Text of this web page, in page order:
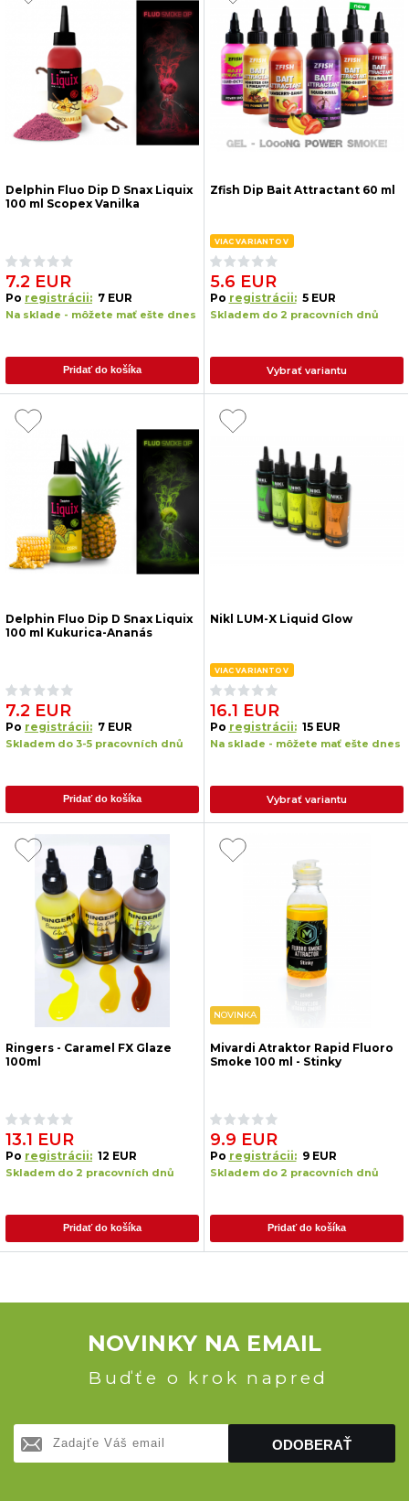
Delphin Fluo Dip D Snax Liquix
100 ml Scopex Vanilka
7.2 EUR
Po registrácii: 7 EUR
Na sklade - môžete mať ešte dnes
Pridať do košíka
Zfish Dip Bait Attractant 60 ml
VIAC VARIANTOV
5.6 EUR
Po registrácii: 5 EUR
Skladem do 2 pracovních dnů
Vybrať variantu
Delphin Fluo Dip D Snax Liquix
100 ml Kukurica-Ananás
7.2 EUR
Po registrácii: 7 EUR
Skladem do 3-5 pracovních dnů
Pridať do košíka
Nikl LUM-X Liquid Glow
VIAC VARIANTOV
16.1 EUR
Po registrácii: 15 EUR
Na sklade - môžete mať ešte dnes
Vybrať variantu
Ringers - Caramel FX Glaze
100ml
13.1 EUR
Po registrácii: 12 EUR
Skladem do 2 pracovních dnů
Pridať do košíka
NOVINKA
Mivardi Atraktor Rapid Fluoro
Smoke 100 ml - Stinky
9.9 EUR
Po registrácii: 9 EUR
Skladem do 2 pracovních dnů
Pridať do košíka
NOVINKY NA EMAIL
Buďťe o krok napred
ODOBERAŤ